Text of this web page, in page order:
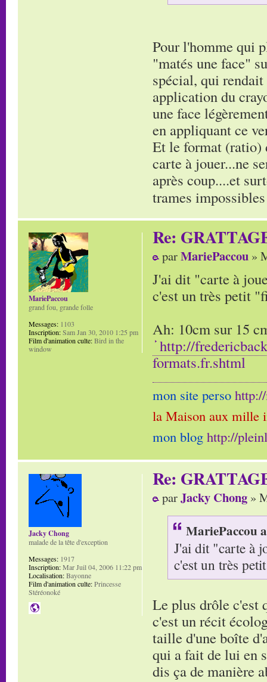
Pour l'homme qui
"matés une face"
spécial, qui
application du
une face
en appliquant ce
Et le format (ratio)
carte à jouer...ne
après coup....et
trames
Re:
parMariePaccou »
J'ai dit "carte à
c'est un très petit
Ah: 10cm sur 15
http://
formats.fr.shtml
mon site perso
la Maison aux mille
mon blog http://
MariePaccou
grand fou, grande folle
Messages: 1103
Inscription:Sam Jan 30, 2010 1:25 pm
Film d'animation culte:Bird in the
window
Re:
parJacky Chong »
MariePaccou
J'ai dit "carte à
c'est un très
Le plus drôle c'est
c'est un récit
taille d'une boîte
qui a fait de lui en
dis ça de manière
Jacky Chong
malade de la tête d'exception
Messages: 1917
Inscription:Mar Juil 04, 2006 11:22 pm
Localisation:Bayonne
Film d'animation culte:Princesse
Stéréonoké